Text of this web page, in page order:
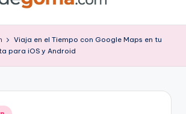
Viaja en el Tiempo con Google Maps en tu
para iOS y Android